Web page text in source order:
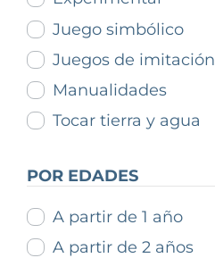
Juego simbólico
Juegos de imitación
Manualidades
Tocar tierra y agua
POR EDADES
A partir de 1 año
A partir de 2 años